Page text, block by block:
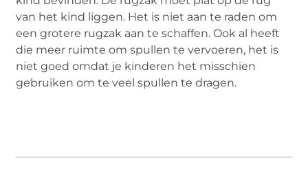
van het kind liggen. Het is niet aan te raden om
een ​​grotere rugzak aan te schaffen. Ook al heeft
die meer ruimte om spullen te vervoeren, het is
niet goed omdat je kinderen het misschien
gebruiken om te veel spullen te dragen.